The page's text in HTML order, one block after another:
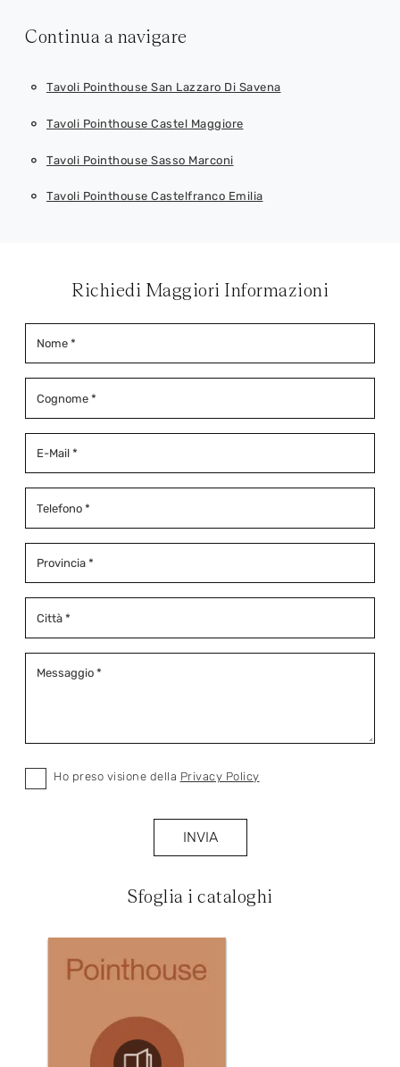
Continua a navigare
Tavoli Pointhouse San Lazzaro Di Savena
Tavoli Pointhouse Castel Maggiore
Tavoli Pointhouse Sasso Marconi
Tavoli Pointhouse Castelfranco Emilia
Sfoglia i cataloghi
Richiedi Maggiori Informazioni
Ho preso visione della Privacy Policy
INVIA